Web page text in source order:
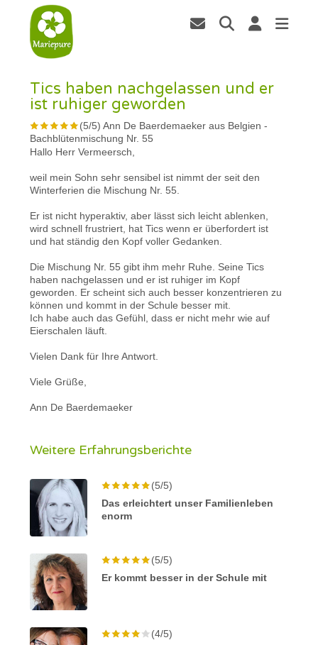
Tics haben nachgelassen und er
ist ruhiger geworden
(5/5)Ann De Baerdemaeker aus Belgien -
Bachblütenmischung Nr. 55
Hallo Herr Vermeersch,
weil mein Sohn sehr sensibel ist nimmt der seit den
Winterferien die Mischung Nr. 55.
Er ist nicht hyperaktiv, aber lässt sich leicht ablenken,
wird schnell frustriert, hat Tics wenn er überfordert ist
und hat ständig den Kopf voller Gedanken.
Die Mischung Nr. 55 gibt ihm mehr Ruhe. Seine Tics
haben nachgelassen und er ist ruhiger im Kopf
geworden. Er scheint sich auch besser konzentrieren zu
können und kommt in der Schule besser mit.
Ich habe auch das Gefühl, dass er nicht mehr wie auf
Eierschalen läuft.
Vielen Dank für Ihre Antwort.
Viele Grüße,
Ann De Baerdemaeker
Weitere Erfahrungsberichte
(5/5)
Das erleichtert unser Familienleben
enorm
(5/5)
Er kommt besser in der Schule mit
(4/5)